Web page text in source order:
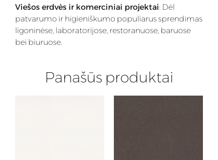
Viešos erdvės ir komerciniai projektai: Dėl
patvarumo ir higieniškumo populiarus sprendimas
ligoninėse, laboratorijose, restoranuose, baruose
bei biuruose.
Panašūs produktai